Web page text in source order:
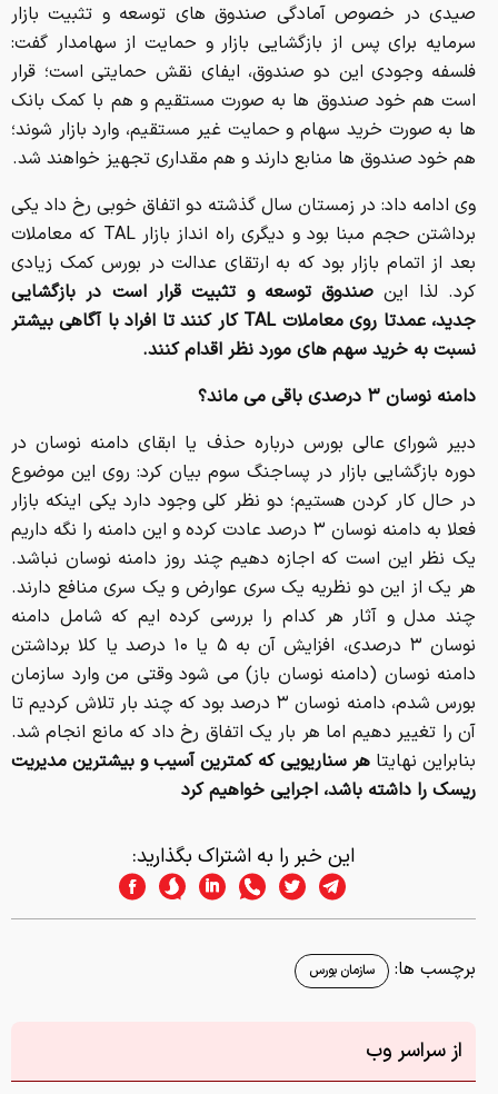
صیدی در خصوص آمادگی صندوق های توسعه و تثبیت بازار
سرمایه برای پس از بازگشایی بازار و حمایت از سهامدار گفت:
فلسفه وجودی این دو صندوق، ایفای نقش حمایتی است؛ قرار
است هم خود صندوق ها به صورت مستقیم و هم با کمک بانک
ها به صورت خرید سهام و حمایت غیر مستقیم، وارد بازار شوند؛
هم خود صندوق ها منابع دارند و هم مقداری تجهیز خواهند شد.
وی ادامه داد: در زمستان سال گذشته دو اتفاق خوبی رخ داد یکی
برداشتن حجم مبنا بود و دیگری راه انداز بازار TAL که معاملات
بعد از اتمام بازار بود که به ارتقای عدالت در بورس کمک زیادی
کرد. لذا اینصندوق توسعه و تثبیت قرار است در بازگشایی
جدید، عمدتا روی معاملات TAL کار کنند تا افراد با آگاهی بیشتر
نسبت به خرید سهم های مورد نظر اقدام کنند.
دامنه نوسان ۳ درصدی باقی می ماند؟
دبیر شورای عالی بورس درباره حذف یا ابقای دامنه نوسان در
دوره بازگشایی بازار در پساجنگ سوم بیان کرد: روی این موضوع
در حال کار کردن هستیم؛ دو نظر کلی وجود دارد یکی اینکه بازار
فعلا به دامنه نوسان ۳ درصد عادت کرده و این دامنه را نگه داریم
یک نظر این است که اجازه دهیم چند روز دامنه نوسان نباشد.
هر یک از این دو نظریه یک سری عوارض و یک سری منافع دارند.
چند مدل و آثار هر کدام را بررسی کرده ایم که شامل دامنه
نوسان ۳ درصدی، افزایش آن به ۵ یا ۱۰ درصد یا کلا برداشتن
دامنه نوسان (دامنه نوسان باز) می شود وقتی من وارد سازمان
بورس شدم، دامنه نوسان ۳ درصد بود که چند بار تلاش کردیم تا
آن را تغییر دهیم اما هر بار یک اتفاق رخ داد که مانع انجام شد.
بنابراین نهایتا هر سناریویی که کمترین آسیب و بیشترین مدیریت
ریسک را داشته باشد، اجرایی خواهیم کرد
این خبر را به اشتراک بگذارید:
برچسب ها: سازمان بورس
از سراسر وب